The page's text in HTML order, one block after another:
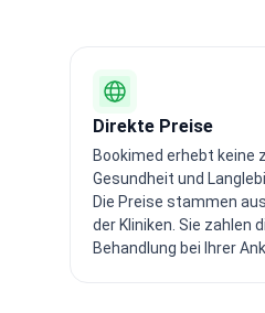
Direkte Preise
Bookimed erhebt keine
Gesundheit und
Die Preise stammen
der Kliniken. Sie zahlen
Behandlung bei Ihrer